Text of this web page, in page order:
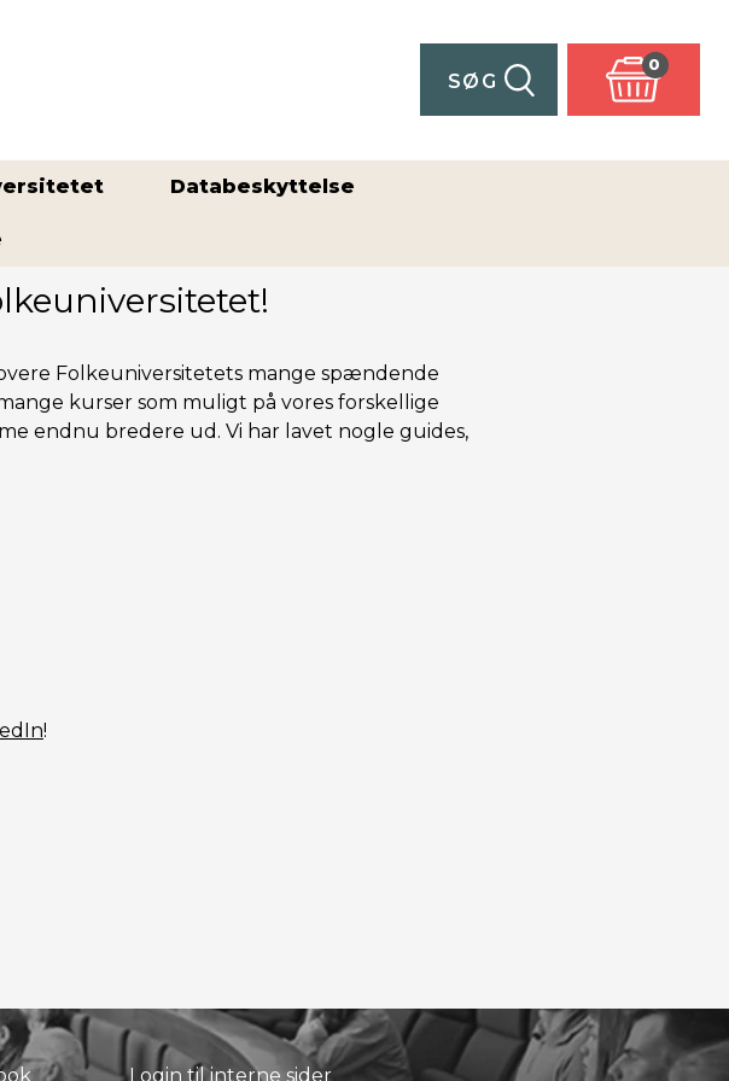
SØG
0
Databeskyttelse
Folkeuniversitetets mange spændende
kurser som muligt på vores forskellige
endnu bredere ud. Vi har lavet nogle guides,
!
Login til interne sider